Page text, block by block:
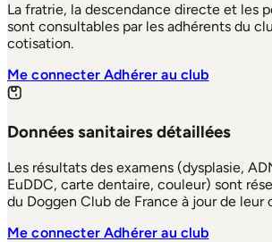
La fratrie, la descendance directe et les
sont consultables par les adhérents du
cotisation.
Me connecterAdhérer au club
Données sanitaires détaillées
Les résultats des examens (dysplasie,
EuDDC, carte dentaire, couleur) sont
du Doggen Club de France à jour de leur
Me connecterAdhérer au club